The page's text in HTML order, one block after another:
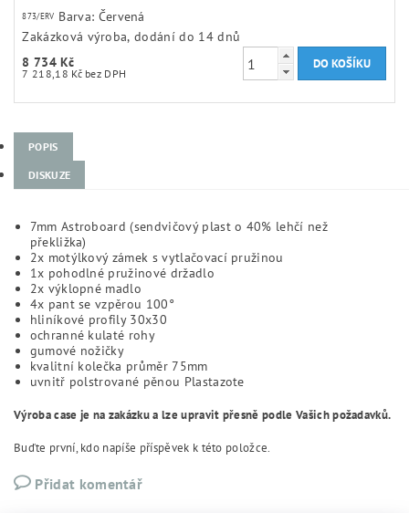
873/ERV Barva: Červená
Zakázková výroba, dodání do 14 dnů
8 734 Kč
7 218,18 Kč bez DPH
POPIS
DISKUZE
7mm Astroboard (sendvičový plast o 40% lehčí než
překližka)
2x motýlkový zámek s vytlačovací pružinou
1x pohodlné pružinové držadlo
2x výklopné madlo
4x pant se vzpěrou 100°
hliníkové profily 30x30
ochranné kulaté rohy
gumové nožičky
kvalitní kolečka průměr 75mm
uvnitř polstrované pěnou Plastazote
Výroba case je na zakázku a lze upravit přesně podle Vašich požadavků.
Buďte první, kdo napíše příspěvek k této položce.
Přidat komentář